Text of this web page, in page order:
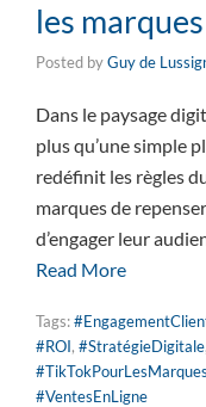
les
Posted byGuy de
Dans le paysage
plus qu’une simple
redéfinit les règles
marques de
d’engager leur
Read More
Tags:
#ROI, #StratégieDigitale
#TikTokPourLesMarques
#VentesEnLigne